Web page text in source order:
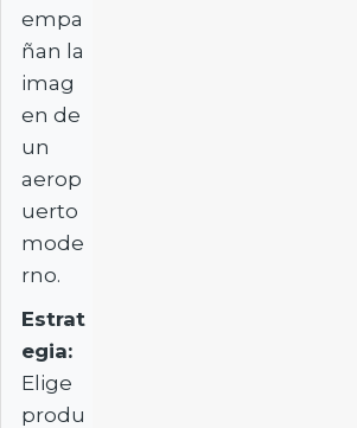
empa
ñan la
imag
en de
un
aerop
uerto
mode
rno.
Estrat
egia:
Elige
produ